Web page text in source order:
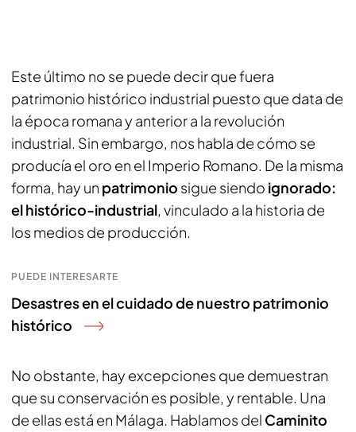
Este último no se puede decir que fuera
patrimonio histórico industrial puesto que data de
la época romana y anterior a la revolución
industrial. Sin embargo, nos habla de cómo se
producía el oro en el Imperio Romano. De la misma
forma, hay un patrimonio sigue siendo ignorado:
el histórico-industrial, vinculado a la historia de
los medios de producción.
PUEDE INTERESARTE
Desastres en el cuidado de nuestro patrimonio
histórico
No obstante, hay excepciones que demuestran
que su conservación es posible, y rentable. Una
de ellas está en Málaga. Hablamos del Caminito